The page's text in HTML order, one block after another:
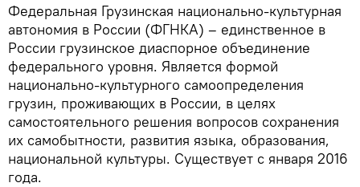
Федеральная Грузинская национально-культурная
автономия в России (ФГНКА) – единственное в
России грузинское диаспорное объединение
федерального уровня. Является формой
национально-культурного самоопределения
грузин, проживающих в России, в целях
самостоятельного решения вопросов сохранения
их самобытности, развития языка, образования,
национальной культуры. Существует с января 2016
года.